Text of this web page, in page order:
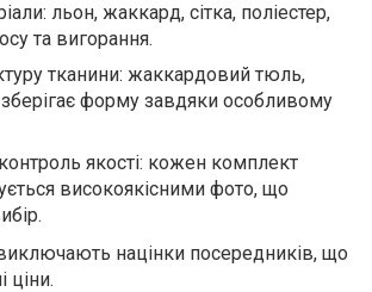
льон, жаккард, сітка, поліестер,
та вигорання.
тканини: жаккардовий тюль,
форму завдяки особливому
якості: кожен комплект
високоякісними фото, що
націнки посередників, що
ціни.